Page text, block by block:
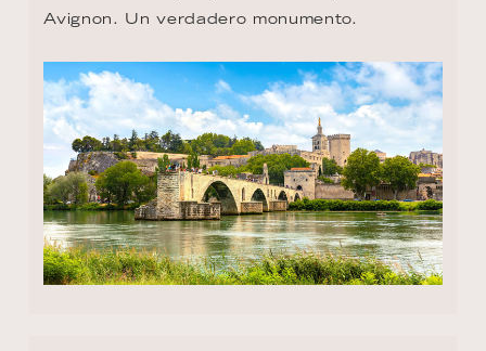
Avignon. Un verdadero monumento.